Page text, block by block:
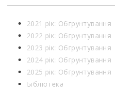
2021 рік: Обгрунтування
2022 рік: Обгрунтування
2023 рік: Обгрунтування
2024 рік: Обгрунтування
2025 рік: Обгрунтування
Бібліотека